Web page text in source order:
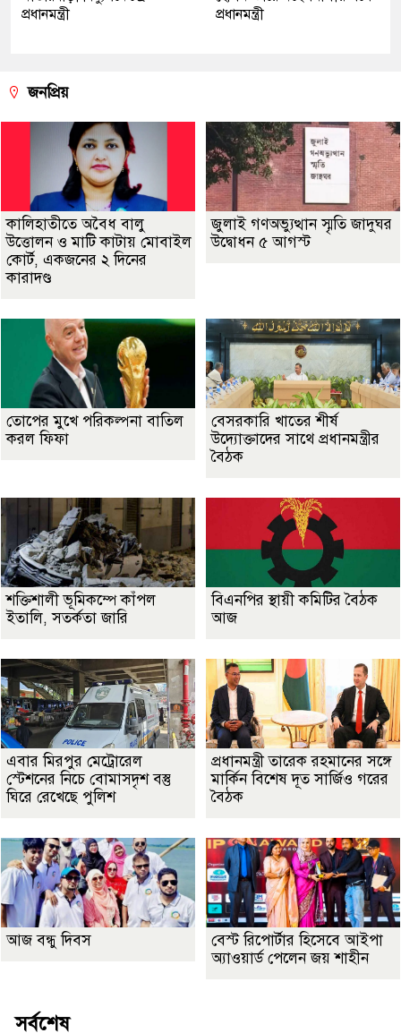
প্রধানমন্ত্রী
প্রধানমন্ত্রী
জনপ্রিয়
কালিহাতীতে অবৈধ বালু
উত্তোলন ও মাটি কাটায় মোবাইল
কোর্ট, একজনের ২ দিনের
কারাদণ্ড
জুলাই গণঅভ্যুত্থান স্মৃতি জাদুঘর
উদ্বোধন ৫ আগস্ট
তোপের মুখে পরিকল্পনা বাতিল
করল ফিফা
বেসরকারি খাতের শীর্ষ
উদ্যোক্তাদের সাথে প্রধানমন্ত্রীর
বৈঠক
শক্তিশালী ভূমিকম্পে কাঁপল
ইতালি, সতর্কতা জারি
বিএনপির স্থায়ী কমিটির বৈঠক
আজ
এবার মিরপুর মেট্রোরেল
স্টেশনের নিচে বোমাসদৃশ বস্তু
ঘিরে রেখেছে পুলিশ
প্রধানমন্ত্রী তারেক রহমানের সঙ্গে
মার্কিন বিশেষ দূত সার্জিও গরের
বৈঠক
আজ বন্ধু দিবস
বেস্ট রিপোর্টার হিসেবে আইপা
অ্যাওয়ার্ড পেলেন জয় শাহীন
সর্বশেষ